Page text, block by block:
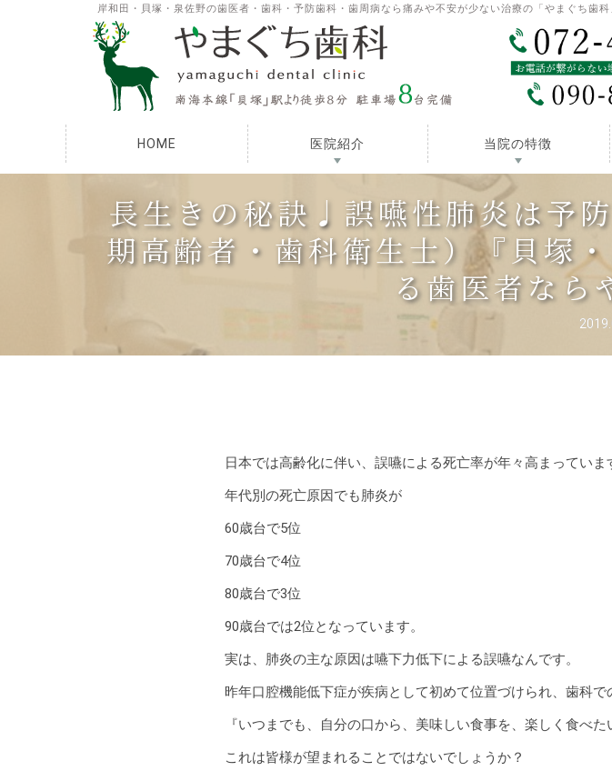
岸和田・貝塚・泉佐野の歯医者・歯科・予防歯科・歯周病なら痛みや不安が少ない治療の「やまぐち歯科
HOME 医院紹介 当院の特徴
長生きの秘訣♩誤嚥性肺炎は予
期高齢者・歯科衛生士）『貝塚
る歯医者なら
日本では高齢化に伴い、誤嚥による死亡率が年々高まっていま
年代別の死亡原因でも肺炎が
60歳台で5位
70歳台で4位
80歳台で3位
90歳台では2位となっています。
実は、肺炎の主な原因は嚥下力低下による誤嚥なんです。
昨年口腔機能低下症が疾病として初めて位置づけられ、歯科で
『いつまでも、自分の口から、美味しい食事を、楽しく食べた
これは皆様が望まれることではないでしょうか？